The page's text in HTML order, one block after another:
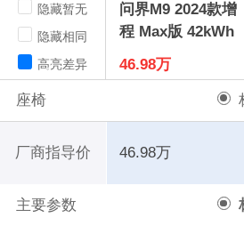
隐藏暂无
隐藏相同
高亮差异
问界M9 2024款增
程 Max版 42kWh
46.98万
座椅
厂商指导价
主要参数
46.98万